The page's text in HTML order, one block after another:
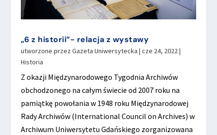
„6 z historii”- relacja z wystawy
utworzone przez Gazeta Uniwersytecka | cze 24, 2022|
Historia
Z okazji Międzynarodowego Tygodnia Archiwów
obchodzonego na całym świecie od 2007 roku na
pamiątkę powołania w 1948 roku Międzynarodowej
Rady Archiwów (International Council on Archives) w
Archiwum Uniwersytetu Gdańskiego zorganizowana